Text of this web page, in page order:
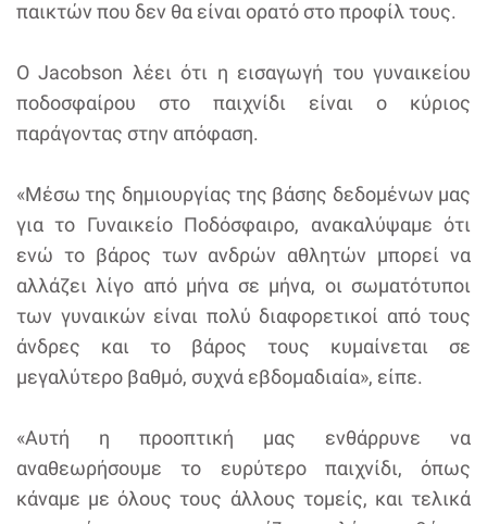
παικτών που δεν θα είναι ορατό στο προφίλ τους.
Ο Jacobson λέει ότι η εισαγωγή του γυναικείου
ποδοσφαίρου στο παιχνίδι είναι ο κύριος
παράγοντας στην απόφαση.
«Μέσω της δημιουργίας της βάσης δεδομένων μας
για το Γυναικείο Ποδόσφαιρο, ανακαλύψαμε ότι
ενώ το βάρος των ανδρών αθλητών μπορεί να
αλλάζει λίγο από μήνα σε μήνα, οι σωματότυποι
των γυναικών είναι πολύ διαφορετικοί από τους
άνδρες και το βάρος τους κυμαίνεται σε
μεγαλύτερο βαθμό, συχνά εβδομαδιαία», είπε.
«Αυτή η προοπτική μας ενθάρρυνε να
αναθεωρήσουμε το ευρύτερο παιχνίδι, όπως
κάναμε με όλους τους άλλους τομείς, και τελικά